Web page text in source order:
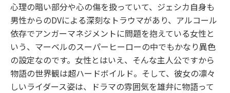
心理の暗い部分や心の傷を扱っていて、ジェシカ自身も
男性からのDVによる深刻なトラウマがあり、アルコール
依存でアンガーマネジメントに問題を抱えている女性と
いう、マーベルのスーパーヒーローの中でもかなり異色
の設定なのです。女性とはいえ、そんな主人公ですから
物語の世界観は超ハードボイルド。そして、彼女の凛々
しいライダース姿は、ドラマの雰囲気を雄弁に物語って